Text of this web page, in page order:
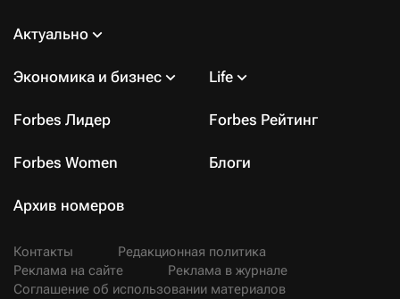
Актуально
Экономика и бизнес Life
Forbes Лидер Forbes Рейтинг
Forbes Women Блоги
Архив номеров
Контакты
Редакционная политика
Реклама на сайте
Реклама в журнале
Соглашение об использовании материалов